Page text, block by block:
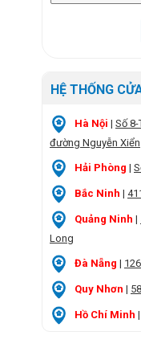
HỆ THỐNG
Hà Nội | Số
đường Nguyễn Xiển
Hải Phòng |
Bắc Ninh |
Quảng Ninh |
Long
Đà Nẵng |
Quy Nhơn |
Hồ Chí Minh |